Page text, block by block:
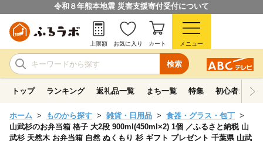
令和８年熊本地震 災害支援寄付受付について
検索
上限額 お気に入り カート メニュー
トップ ランキング 返礼品一覧 まち一覧 特集 初心者ガイド
ホーム ものから探す 雑貨・日用品
食器・グラス・包丁
山武杉のお弁当箱 格子 大2段 900ml(450ml×2) 1個 ／ふるさと納税 山
武杉 天然木 お弁当箱 自然 ぬくもり 杉 ギフト プレゼント 千葉県 山武